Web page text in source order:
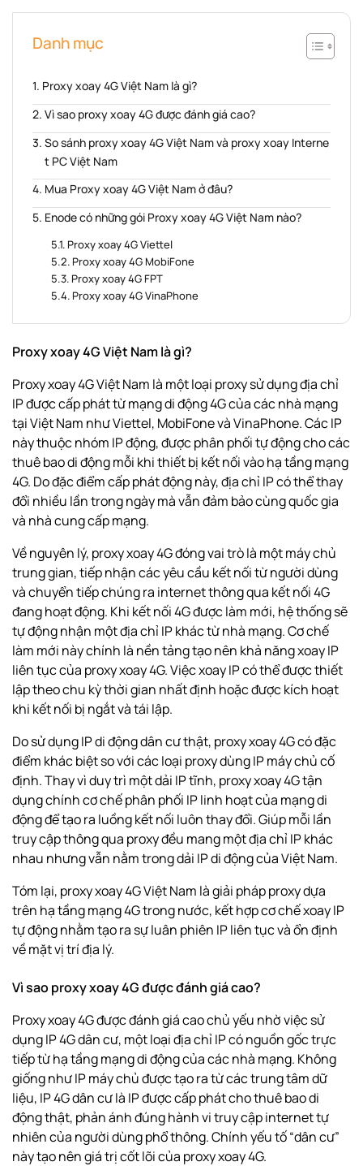
Danh mục
Proxy xoay 4G Việt Nam là gì?
Vì sao proxy xoay 4G được đánh giá cao?
So sánh proxy xoay 4G Việt Nam và proxy xoay Interne
t PC Việt Nam
Mua Proxy xoay 4G Việt Nam ở đâu?
Enode có những gói Proxy xoay 4G Việt Nam nào?
Proxy xoay 4G Viettel
Proxy xoay 4G MobiFone
Proxy xoay 4G FPT
Proxy xoay 4G VinaPhone
Proxy xoay 4G Việt Nam là gì?
Proxy xoay 4G Việt Nam là một loại proxy sử dụng địa chỉ
IP được cấp phát từ mạng di động 4G của các nhà mạng
tại Việt Nam như Viettel, MobiFone và VinaPhone. Các IP
này thuộc nhóm IP động, được phân phối tự động cho các
thuê bao di động mỗi khi thiết bị kết nối vào hạ tầng mạng
4G. Do đặc điểm cấp phát động này, địa chỉ IP có thể thay
đổi nhiều lần trong ngày mà vẫn đảm bảo cùng quốc gia
và nhà cung cấp mạng.
Về nguyên lý, proxy xoay 4G đóng vai trò là một máy chủ
trung gian, tiếp nhận các yêu cầu kết nối từ người dùng
và chuyển tiếp chúng ra internet thông qua kết nối 4G
đang hoạt động. Khi kết nối 4G được làm mới, hệ thống sẽ
tự động nhận một địa chỉ IP khác từ nhà mạng. Cơ chế
làm mới này chính là nền tảng tạo nên khả năng xoay IP
liên tục của proxy xoay 4G. Việc xoay IP có thể được thiết
lập theo chu kỳ thời gian nhất định hoặc được kích hoạt
khi kết nối bị ngắt và tái lập.
Do sử dụng IP di động dân cư thật, proxy xoay4Gcó đặc
điểm khác biệt so với các loại proxy dùng IP máy chủ cố
định. Thay vì duy trì một dải IP tĩnh, proxy xoay 4G tận
dụng chính cơ chế phân phối IP linh hoạt của mạng di
động để tạo ra luồng kết nối luôn thay đổi. Giúp mỗi lần
truy cập thông qua proxy đều mang một địa chỉ IP khác
nhau nhưng vẫn nằm trong dải IP di động của Việt Nam.
Tóm lại, proxy xoay 4G Việt Nam là giải pháp proxy dựa
trên hạ tầng mạng 4G trong nước, kết hợp cơ chế xoay IP
tự động nhằm tạo ra sự luân phiên IP liên tục và ổn định
về mặt vị trí địa lý.
Vì sao proxy xoay 4G được đánh giá cao?
Proxy xoay 4G được đánh giá cao chủ yếu nhờ việc sử
dụng IP 4G dân cư, một loại địa chỉ IP có nguồn gốc trực
tiếp từ hạ tầng mạng di động của các nhà mạng. Không
giống như IP máy chủ được tạo ra từ các trung tâm dữ
liệu, IP 4G dân cư là IP được cấp phát cho thuê bao di
động thật, phản ánh đúng hành vi truy cập internet tự
nhiên của người dùng phổ thông. Chính yếu tố “dân cư”
này tạo nên giá trị cốt lõi của proxy xoay 4G.